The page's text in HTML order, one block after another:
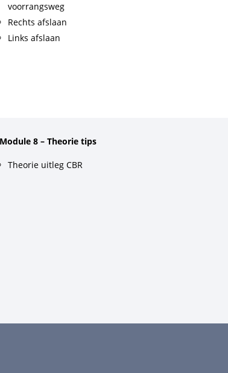
voorrangsweg
Rechts afslaan
Links afslaan
Module 8 – Theorie tips
Theorie uitleg CBR